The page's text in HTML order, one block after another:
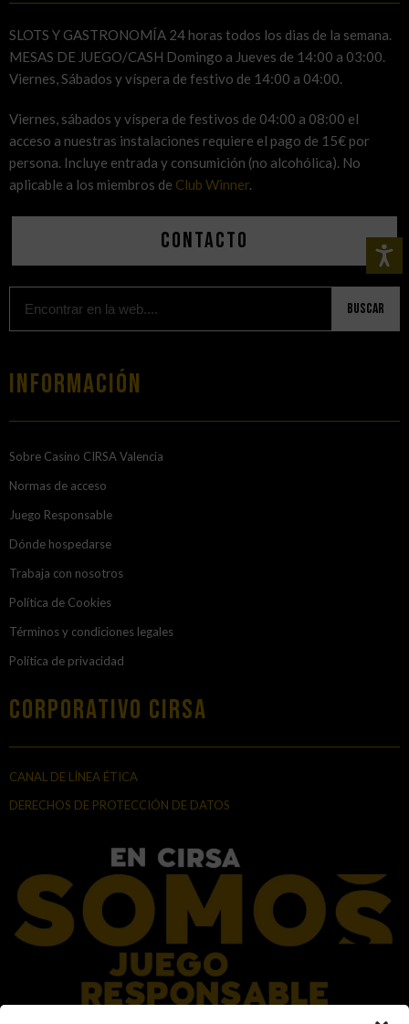
SLOTS Y GASTRONOMÍA 24 horas todos los dias de la semana.
MESAS DE JUEGO/CASH Domingo a Jueves de 14:00 a 03:00.
Viernes, Sábados y víspera de festivo de 14:00 a 04:00.
Viernes, sábados y víspera de festivos de 04:00 a 08:00 el
acceso a nuestras instalaciones requiere el pago de 15€ por
persona. Incluye entrada y consumición (no alcohólica). No
aplicable a los miembros de Club Winner.
Contacto
Buscar
Información
Sobre Casino CIRSA Valencia
Normas de acceso
Juego Responsable
Dónde hospedarse
Trabaja con nosotros
Política de Cookies
Términos y condiciones legales
Política de privacidad
Corporativo Cirsa
CANAL DE LÍNEA ÉTICA
DERECHOS DE PROTECCIÓN DE DATOS